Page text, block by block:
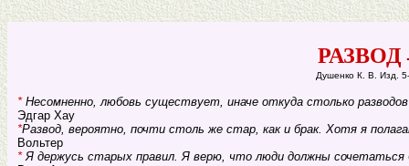
РАЗВОД
Душенко К. В. Изд.
*Несомненно, любовь существует, иначе откуда столько
Эдгар Хау
*Развод, вероятно, почти столь же стар, как и брак. Хотя я
Вольтер
*Я держусь старых правил. Я верю, что люди должны сочетаться